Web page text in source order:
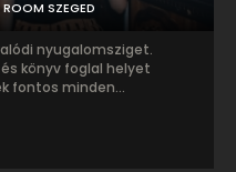
SZEGED
nyugalomsziget.
könyv foglal helyet
fontos minden...